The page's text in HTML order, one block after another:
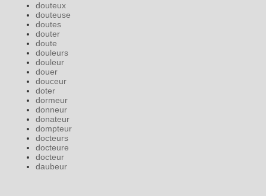
douteux
douteuse
doutes
douter
doute
douleurs
douleur
douer
douceur
doter
dormeur
donneur
donateur
dompteur
docteurs
docteure
docteur
daubeur